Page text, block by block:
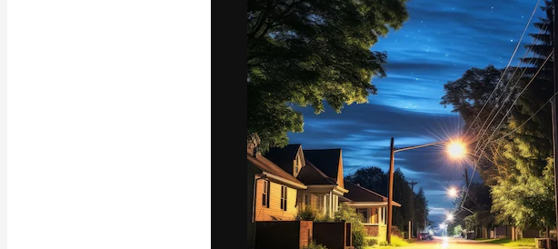
Copyright © 2010-2026Freepik Company S.L.U.